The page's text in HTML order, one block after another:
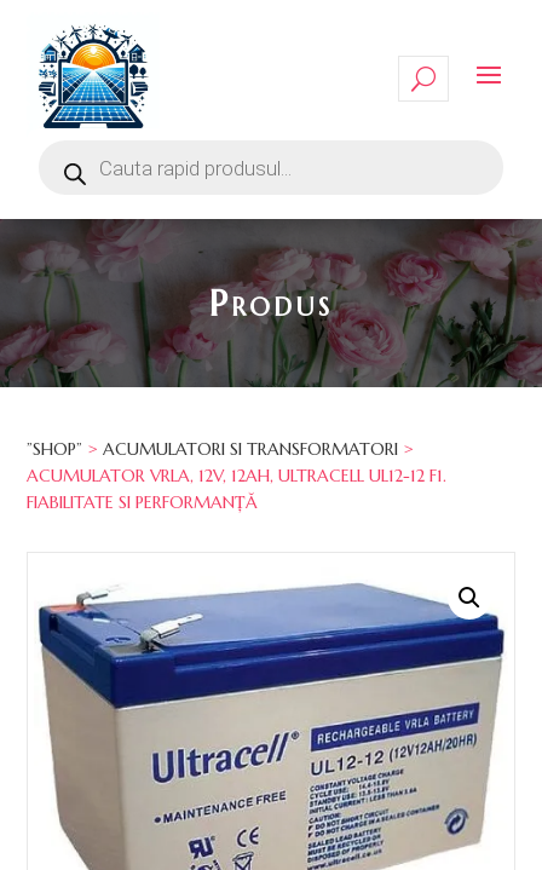
Produs
”SHOP” >ACUMULATORI SI TRANSFORMATORI >
ACUMULATOR VRLA, 12V, 12AH, ULTRACELL UL12-12 F1.
FIABILITATE SI PERFORMANȚĂ